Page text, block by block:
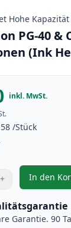
Hohe Kapazität
PG-40 &
(Ink
inkl. MwSt.
/Stück
die Tasten, um
+ In den, 6
Garantie. 90